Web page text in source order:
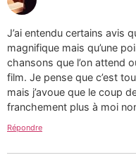
J’ai entendu certains avis
magnifique mais qu’une
chansons que l’on attend
film. Je pense que c’est
mais j’avoue que le coup
franchement plus à moi
Répondre